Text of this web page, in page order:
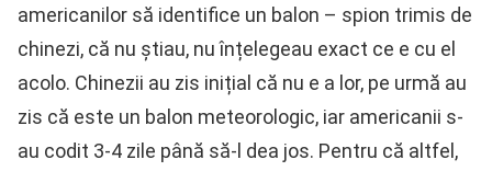
americanilor să identifice un balon – spion trimis de
chinezi, că nu știau, nu înțelegeau exact ce e cu el
acolo. Chinezii au zis inițial că nu e a lor, pe urmă au
zis că este un balon meteorologic, iar americanii s-
au codit 3-4 zile până să-l dea jos. Pentru că altfel,